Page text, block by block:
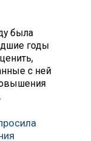
была
годы
с ней